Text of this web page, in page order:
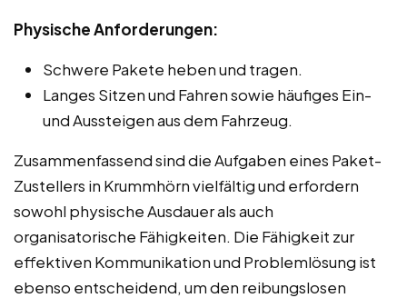
Physische Anforderungen:
Schwere Pakete heben und tragen.
Langes Sitzen und Fahren sowie häufiges Ein-
und Aussteigen aus dem Fahrzeug.
Zusammenfassend sind die Aufgaben eines Paket-
Zustellers in Krummhörn vielfältig und erfordern
sowohl physische Ausdauer als auch
organisatorische Fähigkeiten. Die Fähigkeit zur
effektiven Kommunikation und Problemlösung ist
ebenso entscheidend, um den reibungslosen